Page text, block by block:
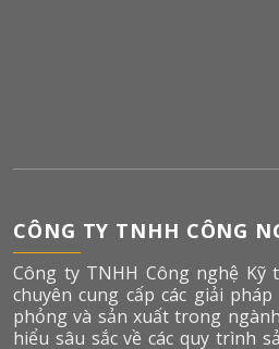
CÔNG TY TNHH CÔNG
Công ty TNHH Công nghệ Kỹ
chuyên cung cấp các giải
phỏng và sản xuất trong
hiểu sâu sắc về các quy trình